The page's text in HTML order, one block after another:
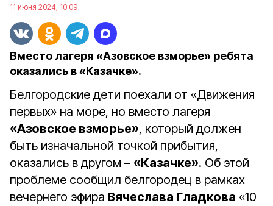
11 июня 2024, 10:09
Вместо лагеря «Азовское взморье» ребята
оказались в «Казачке».
Белгородские дети поехали от «Движения
первых» на море, но вместо лагеря
«Азовское взморье», который должен
быть изначальной точкой прибытия,
оказались в другом – «Казачке». Об этой
проблеме сообщил белгородец в рамках
вечернего эфира Вячеслава Гладкова «10